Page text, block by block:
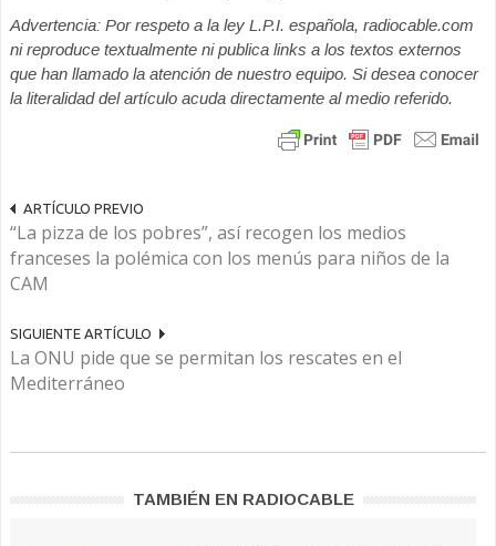
Advertencia: Por respeto a la ley L.P.I. española, radiocable.com
ni reproduce textualmente ni publica links a los textos externos
que han llamado la atención de nuestro equipo. Si desea conocer
la literalidad del artículo acuda directamente al medio referido.
ARTÍCULO PREVIO
“La pizza de los pobres”, así recogen los medios
franceses la polémica con los menús para niños de la
CAM
SIGUIENTE ARTÍCULO
La ONU pide que se permitan los rescates en el
Mediterráneo
TAMBIÉN EN RADIOCABLE